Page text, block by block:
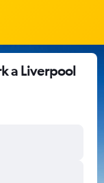
a Liverpool